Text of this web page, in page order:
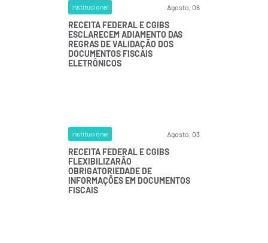
Institucional Agosto, 06
RECEITA FEDERAL E CGIBS
ESCLARECEM ADIAMENTO DAS
REGRAS DE VALIDAÇÃO DOS
DOCUMENTOS FISCAIS
ELETRÔNICOS
Institucional Agosto, 03
RECEITA FEDERAL E CGIBS
FLEXIBILIZARÃO
OBRIGATORIEDADE DE
INFORMAÇÕES EM DOCUMENTOS
FISCAIS